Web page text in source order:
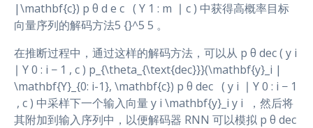
|\mathbf{c}) p θ d e c ​ ​ ( Y 1 : m ​ ∣ c ) 中获得高概率目标
向量序列的解码方法5 {}^5 5 。
在推断过程中，通过这样的解码方法，可以从 p θ dec ( y i
∣ Y 0 : i − 1 , c ) p_{\theta_{\text{dec}}}(\mathbf{y}_i |
\mathbf{Y}_{0: i-1}, \mathbf{c}) p θ dec ​ ​ ( y i ​ ∣ Y 0 : i − 1
​ , c ) 中采样下一个输入向量 y i \mathbf{y}_i y i ​ ，然后将
其附加到输入序列中，以便解码器 RNN 可以模拟 p θ dec